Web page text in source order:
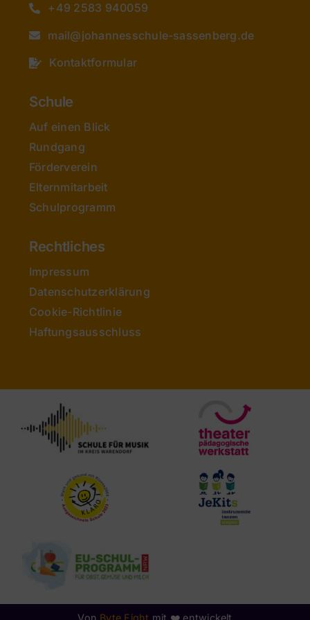
+49 2583 940059
mail@johannesschule-sassenberg.de
Kontaktformular
Schule
Auf einen Blick
Rundgang
Förderverein
Elternmitarbeit
Schulprogramm
Rechtliches
Impressum
Datenschutzerklärung
Cookie-Richtlinie
Haftungsausschluss